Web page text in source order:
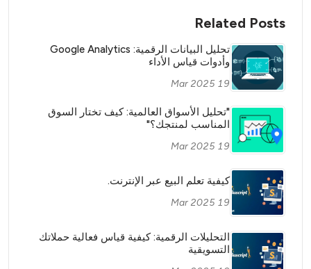
Related Posts
تحليل البيانات الرقمية: Google Analytics
وأدوات قياس الأداء
19 Mar 2025
"تحليل الأسواق العالمية: كيف تختار السوق
المناسب لمنتجك؟"
19 Mar 2025
كيفية تعلم البيع عبر الإنترنت.
19 Mar 2025
التحليلات الرقمية: كيفية قياس فعالية حملاتك
التسويقية